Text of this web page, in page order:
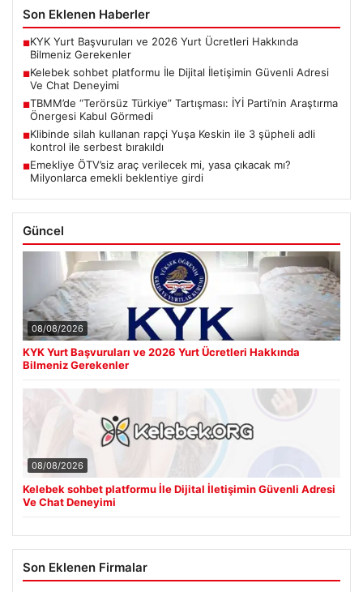
Son Eklenen Haberler
■KYK Yurt Başvuruları ve 2026 Yurt Ücretleri Hakkında
Bilmeniz Gerekenler
■Kelebek sohbet platformu İle Dijital İletişimin Güvenli Adresi
Ve Chat Deneyimi
■TBMM’de “Terörsüz Türkiye” Tartışması: İYİ Parti’nin Araştırma
Önergesi Kabul Görmedi
■Klibinde silah kullanan rapçi Yuşa Keskin ile 3 şüpheli adli
kontrol ile serbest bırakıldı
■Emekliye ÖTV’siz araç verilecek mi, yasa çıkacak mı?
Milyonlarca emekli beklentiye girdi
Güncel
08/08/2026
KYK Yurt Başvuruları ve 2026 Yurt Ücretleri Hakkında
Bilmeniz Gerekenler
08/08/2026
Kelebek sohbet platformu İle Dijital İletişimin Güvenli Adresi
Ve Chat Deneyimi
Son Eklenen Firmalar